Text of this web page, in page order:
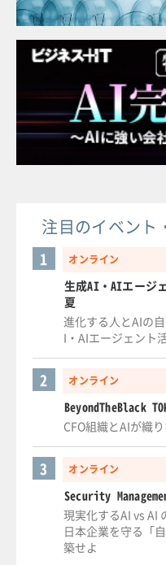
注目のイベント
オンライン
1
生成AI・AIエージ
夏
進化する人とAIの
I・AIエージェント
オンライン
2
BeyondTheBlack
CFO組織とAIが織
オンライン
3
Security
現実化するAI vs AI
日本企業を守る「
築せよ